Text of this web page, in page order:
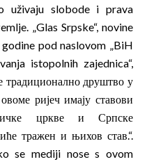
uživaju slobode i prava
„Glas Srpske“, novine
pod naslovom „BiH
istopolnih zajednica“,
друштво у
ријеч имају ставови
цркве и Српске
тражен и њихов став.“.
se mediji nose s ovom